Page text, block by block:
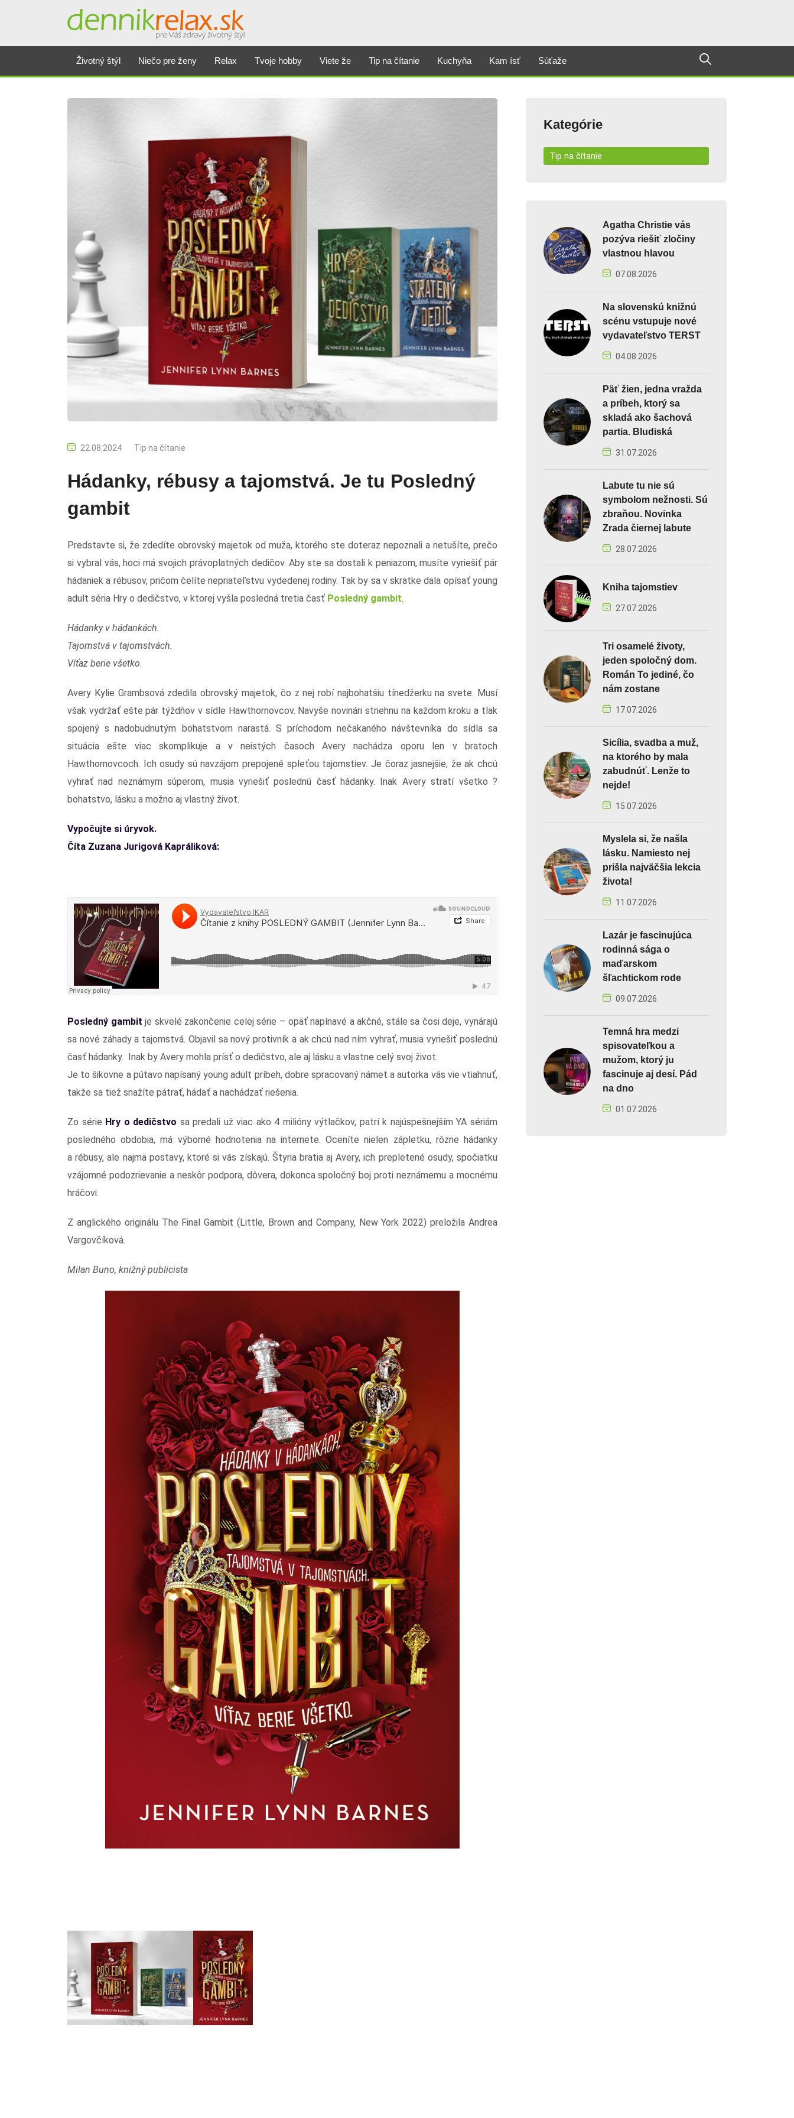
Životný štýl Niečo pre ženy Relax Tvoje hobby Viete že Tip na čítanie Kuchyňa Kam ísť Súťaže
22.08.2024 Tip na čítanie
Hádanky, rébusy a tajomstvá. Je tu Posledný
gambit
Predstavte si, že zdedíte obrovský majetok od muža, ktorého ste doteraz nepoznali a netušíte, prečo
si vybral vás, hoci má svojich právoplatných dedičov. Aby ste sa dostali k peniazom, musíte vyriešiť pár
hádaniek a rébusov, pričom čelíte nepriateľstvu vydedenej rodiny. Tak by sa v skratke dala opísať young
adult séria Hry o dedičstvo, v ktorej vyšla posledná tretia časť Posledný gambit.
Hádanky v hádankách.
Tajomstvá v tajomstvách.
Víťaz berie všetko.
Avery Kylie Grambsová zdedila obrovský majetok, čo z nej robí najbohatšiu tínedžerku na svete. Musí
však vydržať ešte pár týždňov v sídle Hawthornovcov. Navyše novinári striehnu na každom kroku a tlak
spojený s nadobudnutým bohatstvom narastá. S príchodom nečakaného návštevníka do sídla sa
situácia ešte viac skomplikuje a v neistých časoch Avery nachádza oporu len v bratoch
Hawthornovcoch. Ich osudy sú navzájom prepojené spleťou tajomstiev. Je čoraz jasnejšie, že ak chcú
vyhrať nad neznámym súperom, musia vyriešiť poslednú časť hádanky. Inak Avery stratí všetko ?
bohatstvo, lásku a možno aj vlastný život.
Vypočujte si úryvok.
Číta Zuzana Jurigová Kapráliková:
Posledný gambit je skvelé zakončenie celej série – opäť napínavé a akčné, stále sa čosi deje, vynárajú
sa nové záhady a tajomstvá. Objavil sa nový protivník a ak chcú nad ním vyhrať, musia vyriešiť poslednú
časť hádanky. Inak by Avery mohla prísť o dedičstvo, ale aj lásku a vlastne celý svoj život.
Je to šikovne a pútavo napísaný young adult príbeh, dobre spracovaný námet a autorka vás vie vtiahnuť,
takže sa tiež snažíte pátrať, hádať a nachádzať riešenia.
Zo série Hry o dedičstvo sa predali už viac ako 4 milióny výtlačkov, patrí k najúspešnejším YA sériám
posledného obdobia, má výborné hodnotenia na internete. Oceníte nielen zápletku, rôzne hádanky
a rébusy, ale najmä postavy, ktoré si vás získajú. Štyria bratia aj Avery, ich prepletené osudy, spočiatku
vzájomné podozrievanie a neskôr podpora, dôvera, dokonca spoločný boj proti neznámemu a mocnému
hráčovi.
Z anglického originálu The Final Gambit (Little, Brown and Company, New York 2022) preložila Andrea
Vargovčíková.
Milan Buno, knižný publicista
Kategórie
Tip na čítanie
Agatha Christie vás
pozýva riešiť zločiny
vlastnou hlavou
07.08.2026
Na slovenskú knižnú
scénu vstupuje nové
vydavateľstvo TERST
04.08.2026
Päť žien, jedna vražda
a príbeh, ktorý sa
skladá ako šachová
partia. Bludiská
31.07.2026
Labute tu nie sú
symbolom nežnosti. Sú
zbraňou. Novinka
Zrada čiernej labute
28.07.2026
Kniha tajomstiev
27.07.2026
Tri osamelé životy,
jeden spoločný dom.
Román To jediné, čo
nám zostane
17.07.2026
Sicília, svadba a muž,
na ktorého by mala
zabudnúť. Lenže to
nejde!
15.07.2026
Myslela si, že našla
lásku. Namiesto nej
prišla najväčšia lekcia
života!
11.07.2026
Lazár je fascinujúca
rodinná sága o
maďarskom
šľachtickom rode
09.07.2026
Temná hra medzi
spisovateľkou a
mužom, ktorý ju
fascinuje aj desí. Pád
na dno
01.07.2026